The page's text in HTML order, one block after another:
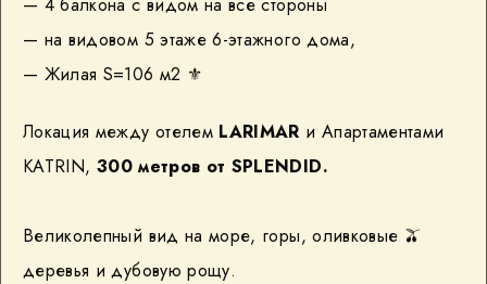
— на видовом 5 этаже 6-этажного дома,
— Жилая S=106 м2 ⚜️
Локация между отелем LARIMAR и Апартаментами
KATRIN, 300 метров от SPLENDID.
Великолепный вид на море, горы, оливковые 🫒
деревья и дубовую рощу.